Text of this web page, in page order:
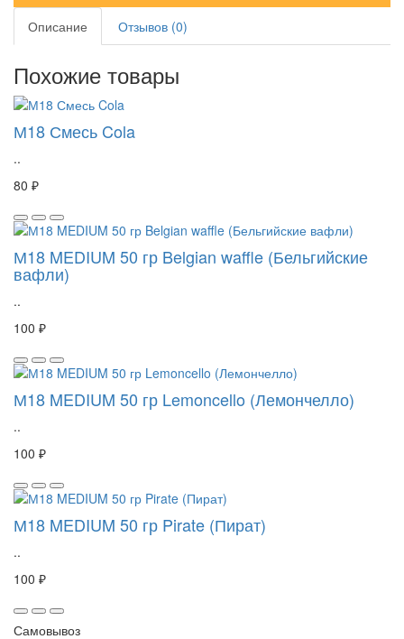
Описание Отзывов (0)
Похожие товары
М18 Смесь Cola
..
80 ₽
М18 MEDIUM 50 гр Belgian waffle (Бельгийские
вафли)
..
100 ₽
М18 MEDIUM 50 гр Lemoncello (Лемончелло)
..
100 ₽
М18 MEDIUM 50 гр Pirate (Пират)
..
100 ₽
Самовывоз